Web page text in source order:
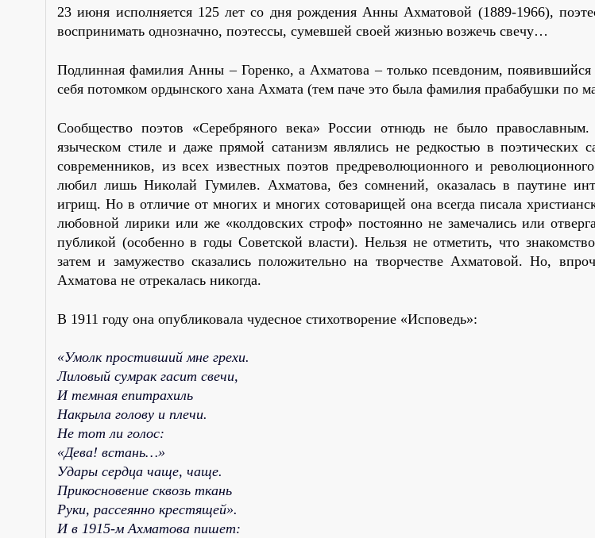
23 июня исполняется 125 лет со дня рождения Анны Ахматовой (1889-1966),
воспринимать однозначно, поэтессы, сумевшей своей жизнью возжечь свечу…
Подлинная фамилия Анны – Горенко, а Ахматова – только псевдоним, появившийся
себя потомком ордынского хана Ахмата (тем паче это была фамилия прабабушки по
Сообщество поэтов «Серебряного века» России отнюдь не было
языческом стиле и даже прямой сатанизм являлись не редкостью в поэтических
современников, из всех известных поэтов предреволюционного и
любил лишь Николай Гумилев. Ахматова, без сомнений, оказалась в паутине
игрищ. Но в отличие от многих и многих сотоварищей она всегда писала
любовной лирики или же «колдовских строф» постоянно не замечались или
публикой (особенно в годы Советской власти). Нельзя не отметить, что
затем и замужество сказались положительно на творчестве Ахматовой. Но,
Ахматова не отрекалась никогда.
В 1911 году она опубликовала чудесное стихотворение «Исповедь»:
«Умолк простивший мне грехи.
Лиловый сумрак гасит свечи,
И темная епитрахиль
Накрыла голову и плечи.
Не тот ли голос:
«Дева! встань…»
Удары сердца чаще, чаще.
Прикосновение сквозь ткань
Руки, рассеянно крестящей».
И в 1915-м Ахматова пишет: